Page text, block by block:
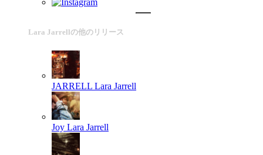
Lara Jarrellの他のリリース
JARRELL Lara Jarrell
Joy Lara Jarrell